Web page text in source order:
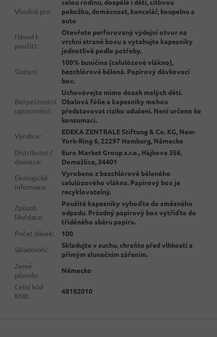
Vhodné pro:
celou rodinu, dospělé i děti, citlivou
pokožku, domácnost, kancelář, koupelnu a
auto
Návod k
použití:
Otevřete perforovaný výdejní otvor na
vrchní straně boxu a vytahujte kapesníky
jednotlivě podle potřeby.
Složení:
100% buničina (celulózové vlákno),
bezchlórově bělená. Papírový dávkovací
box.
Bezpečnostní
upozornění:
Uchovávejte mimo dosah malých dětí.
Obalová fólie a kapesníky mohou
představovat riziko udušení. Není určeno ke
konzumaci.
Výrobce:
EDEKA ZENTRALE Stiftung & Co. KG, New-
York-Ring 6, 22297 Hamburg, Německo
Distributor /
dovozce:
Euro Market Group s.r.o., Hájkova 356,
Domažlice, 34401
Ekologické
informace:
Vyrobeno z bezchlórově běleného
celulózového vlákna. Papírový box je
recyklovatelný.
Způsob
likvidace:
Použité kapesníky vyhoďte do směsného
odpadu. Prázdný papírový box vytřiďte do
tříděného sběru papíru.
Počet dávek:
100
Skladování:
Skladujte v suchu, chraňte před vlhkostí a
přímým slunečním zářením.
Země
původu:
Německo
Celní kód
KN8:
48182010